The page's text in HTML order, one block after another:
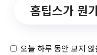
홈팁스가 뭔
오늘 하루 동안 보지